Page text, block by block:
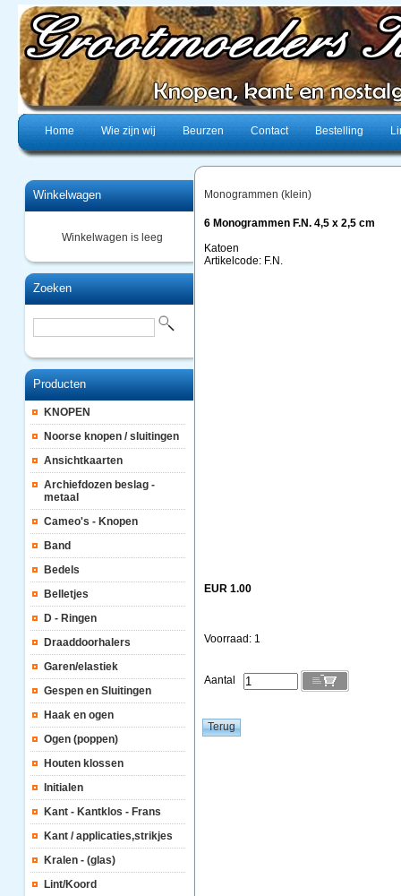
Home Wie zijn wij Beurzen Contact Bestelling
Winkelwagen
Winkelwagen is leeg
Zoeken
Producten
KNOPEN
Noorse knopen / sluitingen
Ansichtkaarten
Archiefdozen beslag -
metaal
Cameo's - Knopen
Band
Bedels
Belletjes
D - Ringen
Draaddoorhalers
Garen/elastiek
Gespen en Sluitingen
Haak en ogen
Ogen (poppen)
Houten klossen
Initialen
Kant - Kantklos - Frans
Kant / applicaties,strikjes
Kralen - (glas)
Lint/Koord
Monogrammen (klein)
6 Monogrammen F.N. 4,5 x 2,5 cm
Katoen
Artikelcode: F.N.
EUR 1.00
Voorraad: 1
Aantal